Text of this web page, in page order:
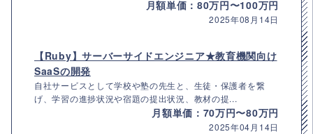
月額単価：80万円〜100万円
2025年08月14日
【Ruby】サーバーサイドエンジニア★教育機関向け
SaaSの開発
自社サービスとして学校や塾の先生と、生徒・保護者を繋
げ、学習の進捗状況や宿題の提出状況、教材の提...
月額単価：70万円〜80万円
2025年04月14日